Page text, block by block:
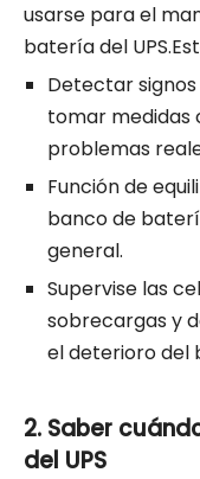
usarse para el
batería del
Detectar
tomar medidas
problemas
Función de
banco de
general.
Supervise las
sobrecargas y
el deterioro del
2. Saber
del UPS